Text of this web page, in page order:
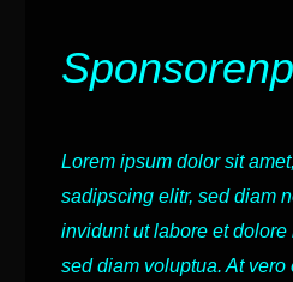
Lorem ipsum dolor sit
sadipscing elitr, sed diam
invidunt ut labore et
sed diam voluptua. At vero